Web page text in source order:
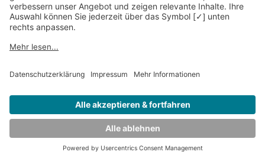
Datenschutz
Newsletter
Entwickelt durchJOBIQO